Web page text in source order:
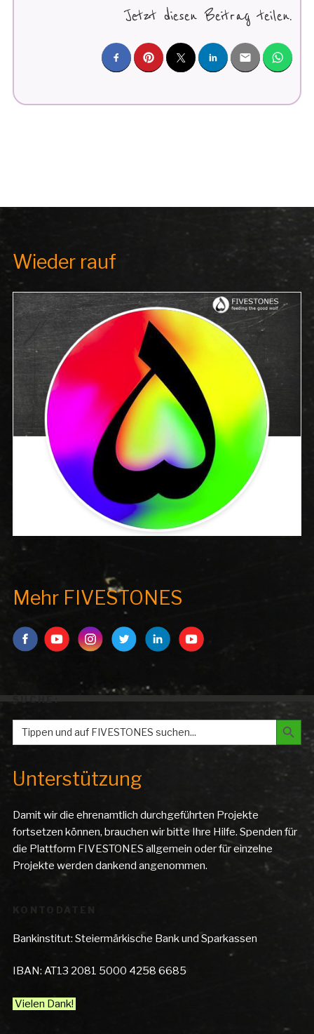
GRIECHENLAND
ECHO100PLUS“
Jetzt diesen Beitrag teilen.
Wieder rauf
Mehr FIVESTONES
SUCHE:
Search
for:
Search
Unterstützung
Damit wir die ehrenamtlich durchgeführten Projekte
fortsetzen können, brauchen wir bitte Ihre Hilfe. Spenden für
die Plattform FIVESTONES allgemein oder für einzelne
Projekte werden dankend angenommen.
KONTODATEN
Bankinstitut: Steiermärkische Bank und Sparkassen
IBAN: AT13 2081 5000 4258 6685
Vielen Dank!